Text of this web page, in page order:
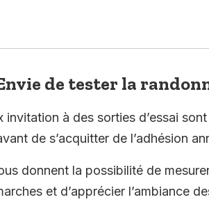
de tester la
invitation à des sorties d’essai
de s’acquitter de l’adhésion
donnent la possibilité de
et d’apprécier l’ambiance